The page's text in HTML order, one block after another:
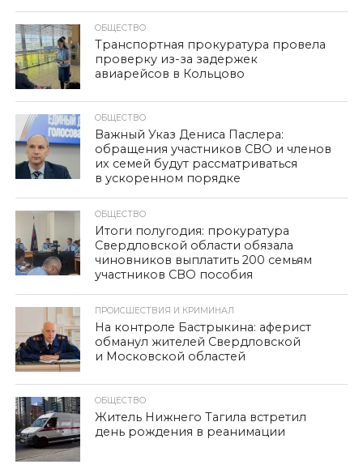
ОБЩЕСТВО
Транспортная прокуратура провела
проверку из-за задержек
авиарейсов в Кольцово
ОБЩЕСТВО
Важный Указ Дениса Паслера:
обращения участников СВО и членов
их семей будут рассматриваться
в ускоренном порядке
ОБЩЕСТВО
Итоги полугодия: прокуратура
Свердловской области обязала
чиновников выплатить 200 семьям
участников СВО пособия
ПРОИСШЕСТВИЯ И КРИМИНАЛ
На контроле Бастрыкина: аферист
обманул жителей Свердловской
и Московской областей
ОБЩЕСТВО
Житель Нижнего Тагила встретил
день рождения в реанимации